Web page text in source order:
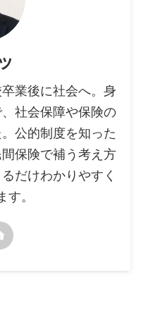
業後に社会へ。身
社会保障や保険の
公的制度を知った
保険で補う考え方
だけわかりやすく
す。